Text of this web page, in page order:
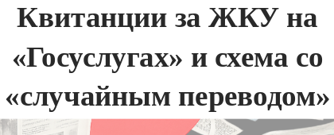
Квитанции за ЖКУ на
«Госуслугах» и схема со
«случайным переводом»